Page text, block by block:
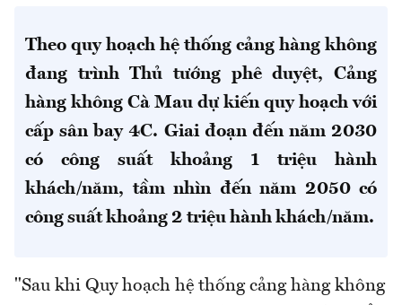
Theo quy hoạch hệ thống cảng hàng không
đang trình Thủ tướng phê duyệt, Cảng
hàng không Cà Mau dự kiến quy hoạch với
cấp sân bay 4C. Giai đoạn đến năm 2030
có công suất khoảng 1 triệu hành
khách/năm, tầm nhìn đến năm 2050 có
công suất khoảng 2 triệu hành khách/năm.
"Sau khi Quy hoạch hệ thống cảng hàng không